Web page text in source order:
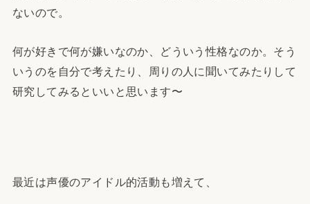
ないので。
何が好きで何が嫌いなのか、どういう性格なのか。そう
いうのを自分で考えたり、周りの人に聞いてみたりして
研究してみるといいと思います〜
最近は声優のアイドル的活動も増えて、